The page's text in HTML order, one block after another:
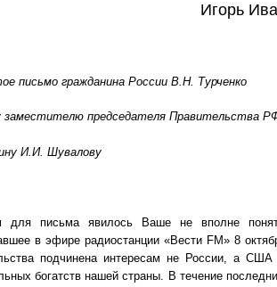
Игорь
письмо гражданина России В.Н. Турченко
заместителю председателя Правительства
И.И. Шувалову
для письма явилось Ваше не вполне
в эфире радиостанции «Вести FM» 8
подчинена интересам не России, а
богатств нашей страны. В течение